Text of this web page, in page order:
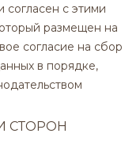
согласен с этими
размещен на
согласие на сбор
в порядке,
СТОРОН